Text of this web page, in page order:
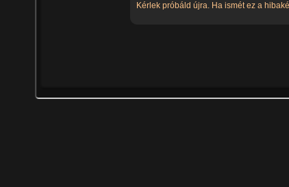
Kérlek próbáld újra. Ha ismét ez a